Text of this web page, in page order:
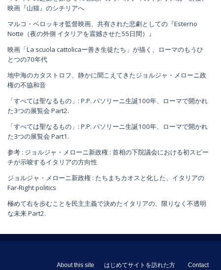
映画『山猫』のシチリアへ
マルコ・ベロッキオ監督映画、共有された悲劇としての『Esterno
Notte（夜の外側 イタリアを震撼させた55日間）』
映画「La scuola cattolicaー善き生徒たち」が描く、ローマのもうひ
とつの70年代
地中海のカタストロフ、静かに聞こえてきたジョルジャ・メローニ政
権の不協和音
「すべては聖なるもの」: P.P. パソリーニ生誕100年、ローマで開かれ
た3つの展覧会 Part2.
「すべては聖なるもの」: P.P. パソリーニ生誕100年、ローマで開かれ
た3つの展覧会 Part1.
参考 : ジョルジャ・メローニ新政権 : 首相の下院議会における初スピー
チが示唆するイタリアの方向性
ジョルジャ・メローニ新政権 : たちまちカオスと化した、イタリアの
Far-Right politics
極めて右を歩むことを民主主義で決めたイタリアの、限りなく不透明
な未来 Part2.
About this site
はじめてサイトを訪れた方
Contact